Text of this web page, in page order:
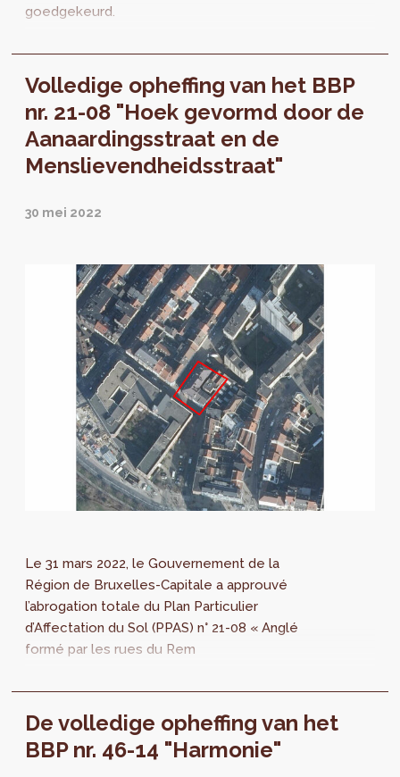
goedgekeurd.
Volledige opheffing van het BBP
nr. 21-08 "Hoek gevormd door de
Aanaardingsstraat en de
Menslievendheidsstraat"
30 mei 2022
Le 31 mars 2022, le Gouvernement de la
Région de Bruxelles-Capitale a approuvé
l’abrogation totale du Plan Particulier
d’Affectation du Sol (PPAS) n° 21-08 « Anglé
formé par les rues du Rem
De volledige opheffing van het
BBP nr. 46-14 "Harmonie"